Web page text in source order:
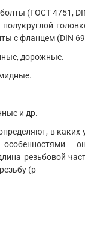
(ГОСТ 4751,
с фланцем (DIN
дорожные.
и др.
в каких
резьбовой
(р